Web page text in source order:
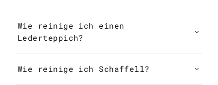
Wie reinige ich einen
Lederteppich?
Wie reinige ich Schaffell?